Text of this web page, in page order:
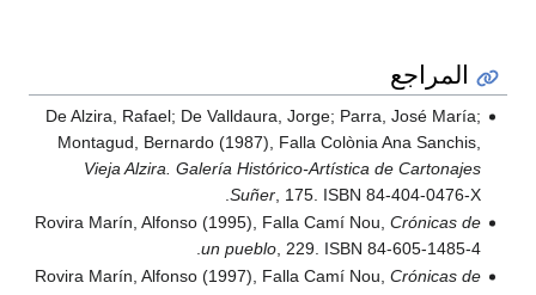
De Alzira, Rafael; De
Montagud, Bernardo
Vieja Alzira. Galería
Rovira Marín, Alfonso
Rovira Marín, Alfonso